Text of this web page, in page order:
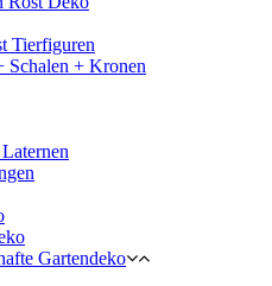
Tierfiguren
Schalen + Kronen
Gartendeko